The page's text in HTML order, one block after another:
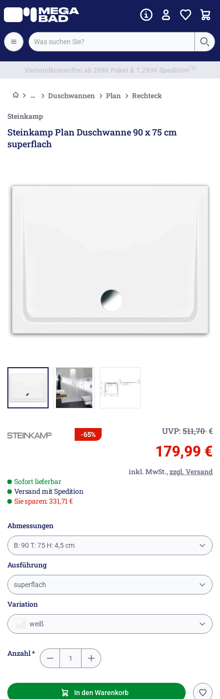
Vorkassenrabatt
Duschwannen Plan Rechteck
Steinkamp
Steinkamp Plan Duschwanne 90 x 75 cm
superflach
-65% UVP: 511,70€
179,99 €
inkl. MwSt.,zzgl. Versand
Sofort lieferbar
Versand mit Spedition
Sie sparen: 331,71 €
Abmessungen
B: 90 T: 75 H: 4,5 cm
Ausführung
superflach
Variation
weiß
Anzahl *
In den Warenkorb